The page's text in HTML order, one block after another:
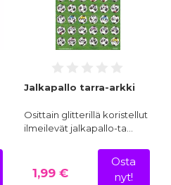
Jalkapallo tarra-arkki
Osittain glitterillä koristellut
ilmeilevät jalkapallo-ta…
1,99 €
Osta
nyt!